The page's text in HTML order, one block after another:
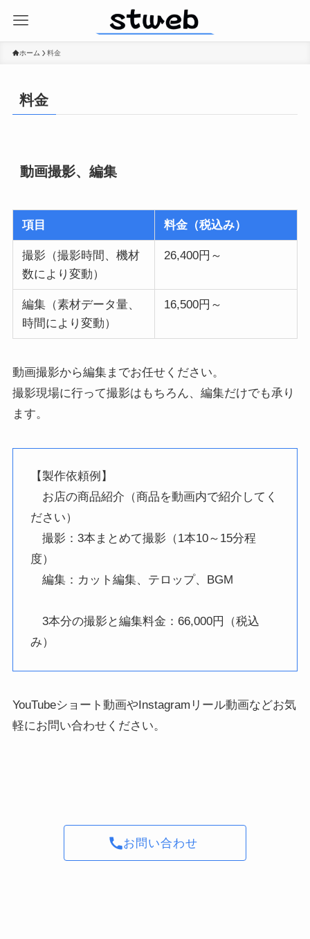
ホーム 料金
料金
動画撮影、編集
項目 料金（税込み）
撮影（撮影時間、機材
数により変動）
26,400円～
編集（素材データ量、
時間により変動）
16,500円～
動画撮影から編集までお任せください。
撮影現場に行って撮影はもちろん、編集だけでも承り
ます。
【製作依頼例】
お店の商品紹介（商品を動画内で紹介してく
ださい）
撮影：3本まとめて撮影（1本10～15分程
度）
編集：カット編集、テロップ、BGM
3本分の撮影と編集料金：66,000円（税込
み）
YouTubeショート動画やInstagramリール動画などお気
軽にお問い合わせください。
お問い合わせ